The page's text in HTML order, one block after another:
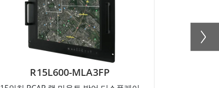
R15L600-MLA3FP